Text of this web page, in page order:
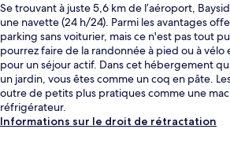
Se trouvant à juste 5,6 km de l’aéroport,
une navette (24 h/24). Parmi les avantages
parking sans voiturier, mais ce n'est pas tout
pourrez faire de la randonnée à pied ou à
pour un séjour actif. Dans cet hébergement
un jardin, vous êtes comme un coq en pâte.
outre de petits plus pratiques comme une
réfrigérateur.
Informations sur le droit de rétractation